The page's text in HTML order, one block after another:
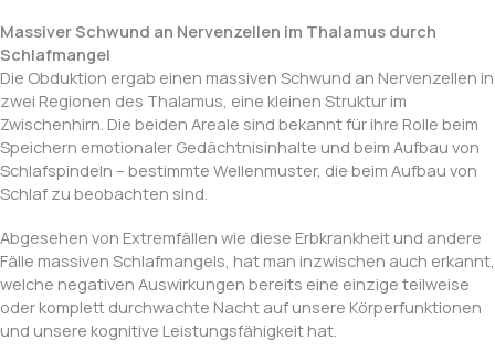
Massiver Schwund an Nervenzellen im Thalamus durch
Schlafmangel
Die Obduktion ergab einen massiven Schwund an Nervenzellen in
zwei Regionen des Thalamus, eine kleinen Struktur im
Zwischenhirn. Die beiden Areale sind bekannt für ihre Rolle beim
Speichern emotionaler Gedächtnisinhalte und beim Aufbau von
Schlafspindeln – bestimmte Wellenmuster, die beim Aufbau von
Schlaf zu beobachten sind.
Abgesehen von Extremfällen wie diese Erbkrankheit und andere
Fälle massiven Schlafmangels, hat man inzwischen auch erkannt,
welche negativen Auswirkungen bereits eine einzige teilweise
oder komplett durchwachte Nacht auf unsere Körperfunktionen
und unsere kognitive Leistungsfähigkeit hat.